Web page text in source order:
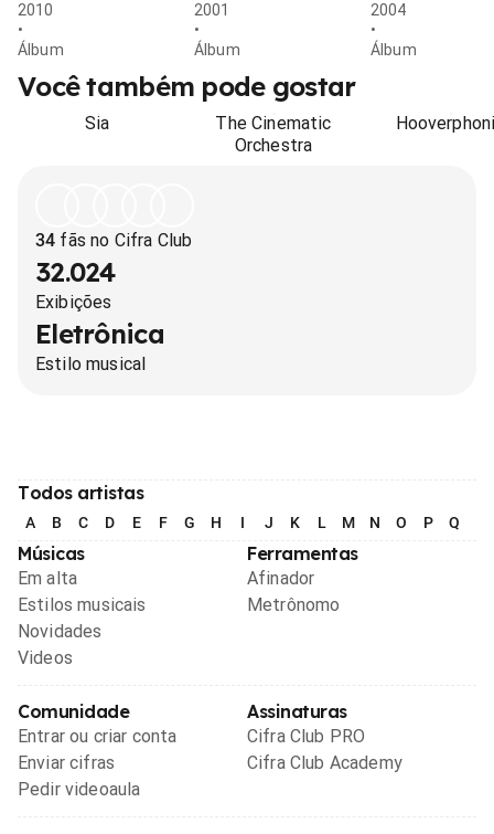
2010
•
Álbum
2001
•
Álbum
2004
•
Álbum
Você também pode gostar
Sia
The Cinematic
Orchestra
34 fãs no Cifra Club
32.024
Exibições
Eletrônica
Estilo musical
Todos artistas
A B C D E F G H I J K L M N O P Q
Músicas
Em alta
Estilos musicais
Novidades
Videos
Ferramentas
Afinador
Metrônomo
Comunidade
Entrar ou criar conta
Enviar cifras
Pedir videoaula
Assinaturas
Cifra Club PRO
Cifra Club Academy